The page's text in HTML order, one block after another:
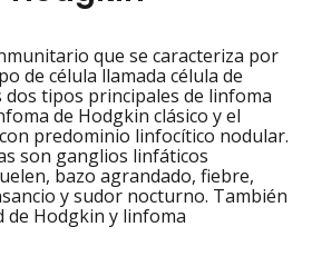
que se caracteriza por
de célula llamada célula de
dos tipos principales de linfoma
de Hodgkin clásico y el
predominio linfocítico nodular.
son ganglios linfáticos
bazo agrandado, fiebre,
y sudor nocturno. También
de Hodgkin y linfoma